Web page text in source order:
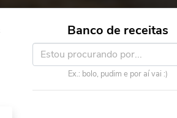
Banco de receitas
Ex.: bolo, pudim e por aí vai :)